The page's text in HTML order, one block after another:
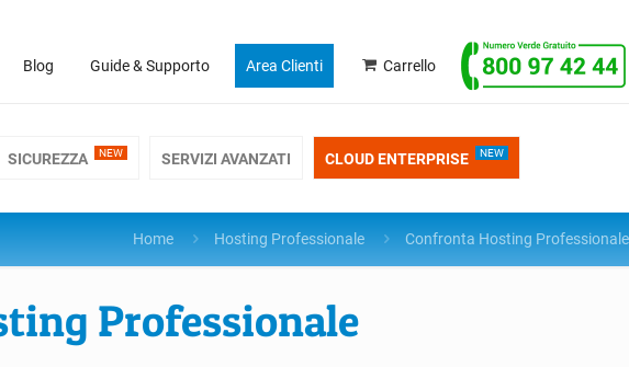
SICUREZZA NEW SERVIZI AVANZATI CLOUD ENTERPRISE NEW
Blog Guide & Supporto Area Clienti Carrello
Home Hosting Professionale Confronta Hosting Professionale
Professionale